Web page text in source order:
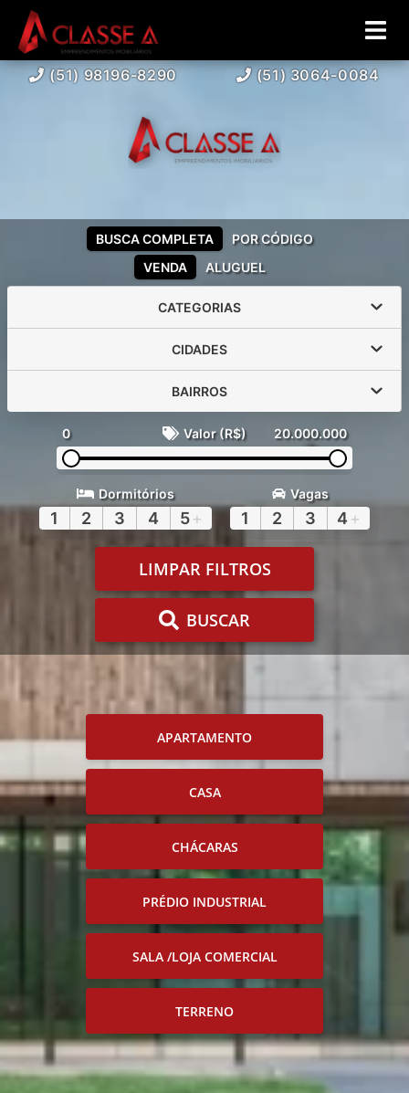
(51) 98196-8290 (51) 3064-0084
VENDA ALUGUEL
BUSCA COMPLETA POR CÓDIGO
CATEGORIAS
CIDADES
BAIRROS
0 Valor (R$) 20.000.000
Dormitórios
1 2 3 4 5+
Vagas
1 2 3 4 +
LIMPAR FILTROS
BUSCAR
APARTAMENTO
CASA
CHÁCARAS
PRÉDIO INDUSTRIAL
SALA /LOJA COMERCIAL
TERRENO